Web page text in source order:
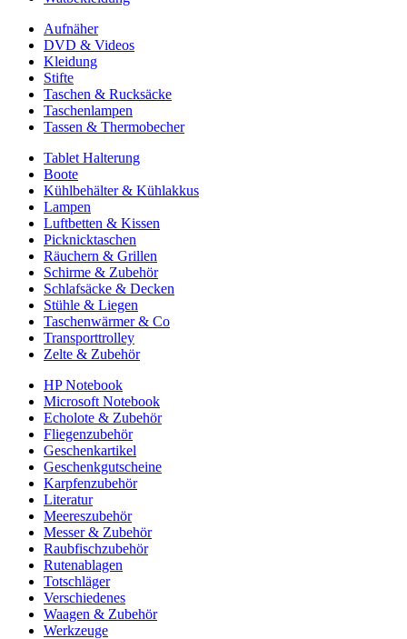
Aufnäher
DVD & Videos
Kleidung
Stifte
Taschen & Rucksäcke
Taschenlampen
Tassen & Thermobecher
Tablet Halterung
Boote
Kühlbehälter & Kühlakkus
Lampen
Luftbetten & Kissen
Picknicktaschen
Räuchern & Grillen
Schirme & Zubehör
Schlafsäcke & Decken
Stühle & Liegen
Taschenwärmer & Co
Transporttrolley
Zelte & Zubehör
HP Notebook
Microsoft Notebook
Echolote & Zubehör
Fliegenzubehör
Geschenkartikel
Geschenkgutscheine
Karpfenzubehör
Literatur
Meereszubehör
Messer & Zubehör
Raubfischzubehör
Rutenablagen
Totschläger
Verschiedenes
Waagen & Zubehör
Werkzeuge